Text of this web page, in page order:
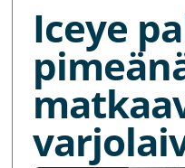
Iceye